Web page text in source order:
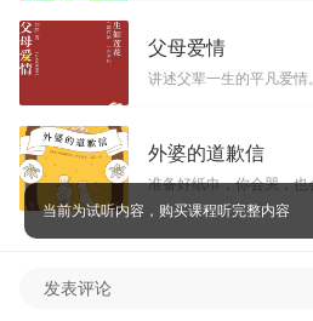
发表评论
父母爱情
讲述父辈一生的平凡爱情。
外婆的道歉信
准备好纸巾，你会哭，也
当前为试听内容，购买课程听完整内容